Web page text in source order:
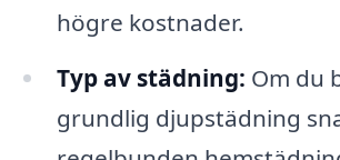
högre kostnader.
Typ av städning: Om du
grundlig djupstädning